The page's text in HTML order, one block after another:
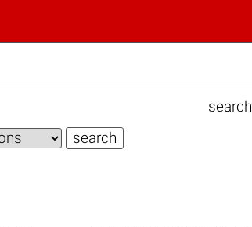
search